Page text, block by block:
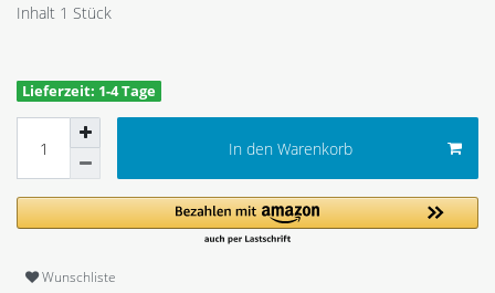
Inhalt 1 Stück
Lieferzeit: 1-4 Tage
In den Warenkorb
Wunschliste